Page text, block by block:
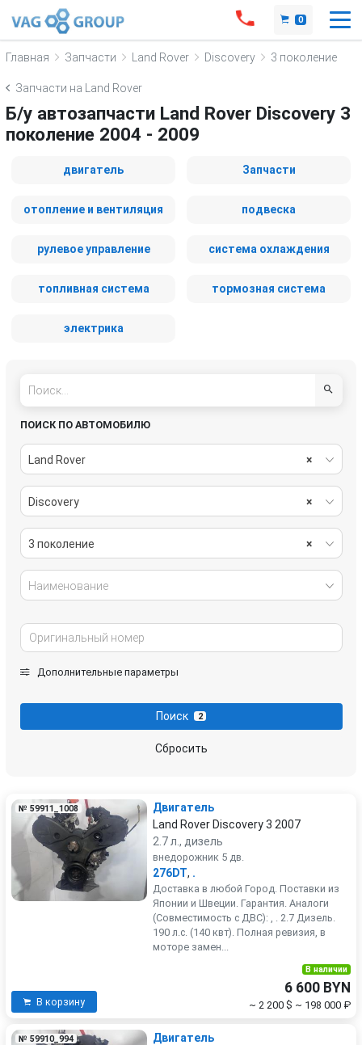
0
Главная Запчасти Land Rover Discovery 3 поколение
Запчасти на Land Rover
Б/у автозапчасти Land Rover Discovery 3
поколение 2004 - 2009
двигатель Запчасти
отопление и вентиляция подвеска
рулевое управление система охлаждения
топливная система тормозная система
электрика
ПОИСК ПО АВТОМОБИЛЮ
×
Land Rover
×
Discovery
×
3 поколение
Наименование
Дополнительные параметры
Поиск 2
Сбросить
№ 59911_1008
Двигатель
Land Rover Discovery 3 2007
2.7 л., дизель
внедорожник 5 дв.
276DT, .
Доставка в любой Город. Поставки из
Японии и Швеции. Гарантия. Аналоги
(Совместимость с ДВС): , . 2.7 Дизель.
190 л.с. (140 квт). Полная ревизия, в
моторе замен...
В корзину
В наличии
6 600 BYN
~ 2 200 $ ~ 198 000 ₽
№ 59910_994
Двигатель